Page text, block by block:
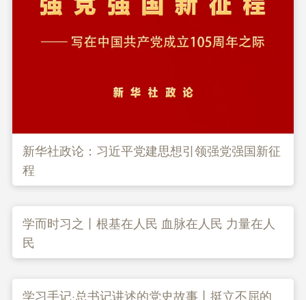
新华社政论：习近平党建思想引领强党强国新征
程
学而时习之丨根基在人民 血脉在人民 力量在人
民
学习手记·总书记讲述的党史故事丨挺立不屈的